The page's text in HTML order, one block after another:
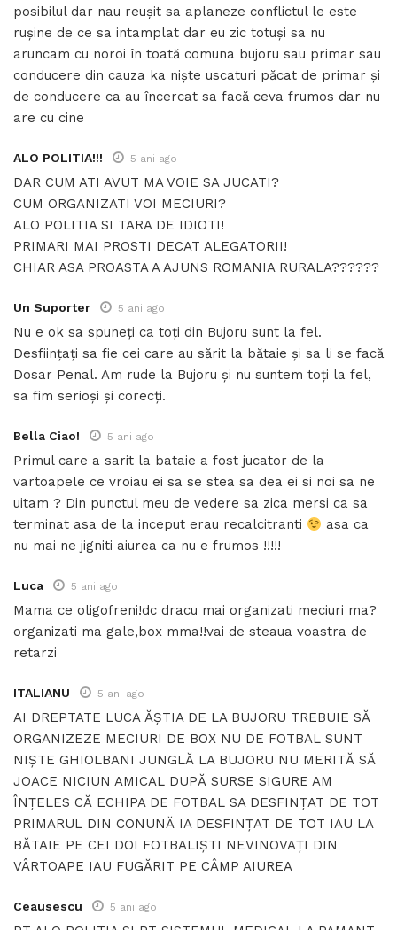
posibilul dar nau reușit sa aplaneze conflictul le este
rușine de ce sa intamplat dar eu zic totuși sa nu
aruncam cu noroi în toată comuna bujoru sau primar sau
conducere din cauza ka niște uscaturi păcat de primar și
de conducere ca au încercat sa facă ceva frumos dar nu
are cu cine
ALO POLITIA!!! 5 ani ago
DAR CUM ATI AVUT MA VOIE SA JUCATI?
CUM ORGANIZATI VOI MECIURI?
ALO POLITIA SI TARA DE IDIOTI!
PRIMARI MAI PROSTI DECAT ALEGATORII!
CHIAR ASA PROASTA A AJUNS ROMANIA RURALA??????
Un Suporter 5 ani ago
Nu e ok sa spuneți ca toți din Bujoru sunt la fel.
Desființați sa fie cei care au sărit la bătaie și sa li se facă
Dosar Penal. Am rude la Bujoru și nu suntem toți la fel,
sa fim serioși și corecți.
Bella Ciao! 5 ani ago
Primul care a sarit la bataie a fost jucator de la
vartoapele ce vroiau ei sa se stea sa dea ei si noi sa ne
uitam ? Din punctul meu de vedere sa zica mersi ca sa
terminat asa de la inceput erau recalcitranti
asa ca
nu mai ne jigniti aiurea ca nu e frumos !!!!!
Luca 5 ani ago
Mama ce oligofreni!dc dracu mai organizati meciuri ma?
organizati ma gale,box mma!!vai de steaua voastra de
retarzi
ITALIANU 5 ani ago
AI DREPTATE LUCA ĂȘTIA DE LA BUJORU TREBUIE SĂ
ORGANIZEZE MECIURI DE BOX NU DE FOTBAL SUNT
NIȘTE GHIOLBANI JUNGLĂ LA BUJORU NU MERITĂ SĂ
JOACE NICIUN AMICAL DUPĂ SURSE SIGURE AM
ÎNȚELES CĂ ECHIPA DE FOTBAL SA DESFINȚAT DE TOT
PRIMARUL DIN CONUNĂ IA DESFINȚAT DE TOT IAU LA
BĂTAIE PE CEI DOI FOTBALIȘTI NEVINOVAȚI DIN
VÂRTOAPE IAU FUGĂRIT PE CÂMP AIUREA
Ceausescu 5 ani ago